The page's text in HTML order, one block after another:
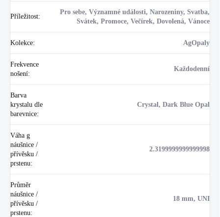
Příležitost:
Pro sebe, Významné události, Narozeniny, Svatba,
Svátek, Promoce, Večírek, Dovolená, Vánoce
Kolekce: AgOpaly
Frekvence
nošení:
Každodenní
Barva
krystalu dle
barevnice:
Crystal, Dark Blue Opal
Váha g
náušnice /
přívěsku /
prstenu:
2.3199999999999998
Průměr
náušnice /
přívěsku /
prstenu:
18 mm, UNI